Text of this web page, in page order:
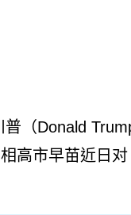
（Donald
高市早苗近日